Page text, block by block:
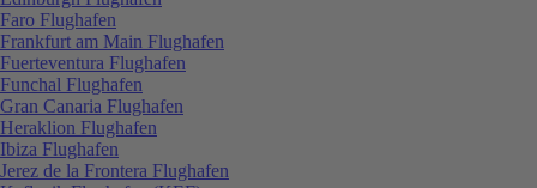
Faro Flughafen
Frankfurt am Main Flughafen
Fuerteventura Flughafen
Funchal Flughafen
Gran Canaria Flughafen
Heraklion Flughafen
Ibiza Flughafen
Jerez de la Frontera Flughafen